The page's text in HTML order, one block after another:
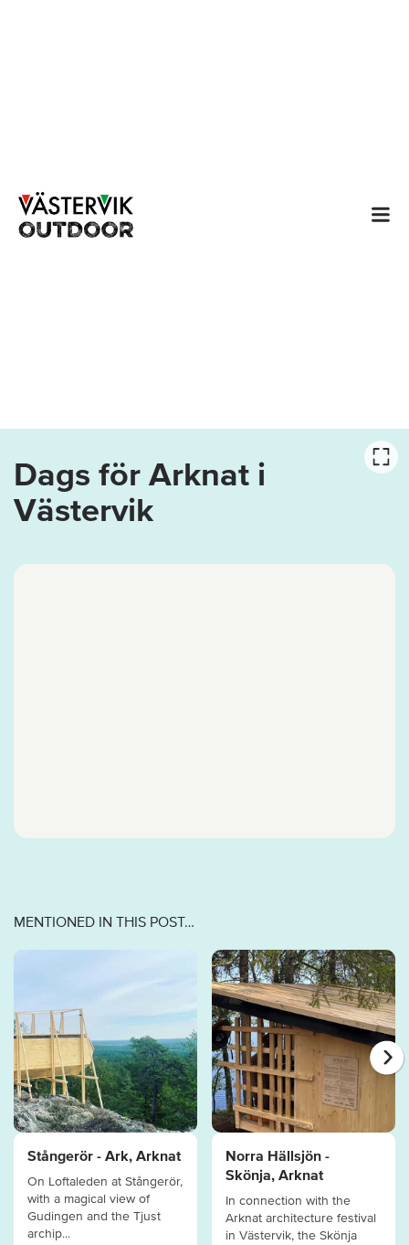
Dags för Arknat i
Västervik
MENTIONED IN THIS POST…
Stångerör - Ark, Arknat
On Loftaleden at Stångerör,
with a magical view of
Gudingen and the Tjust
archip...
Norra Hällsjön -
Skönja, Arknat
In connection with the
Arknat architecture festival
in Västervik, the Skönja